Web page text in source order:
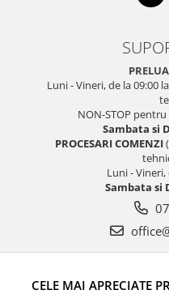
Luni - Vineri, de la 09:00
NON-STOP
Sambata si
PROCESARI COMENZI
Luni - Vineri,
Sambata si
CELE MAI APRECIATE